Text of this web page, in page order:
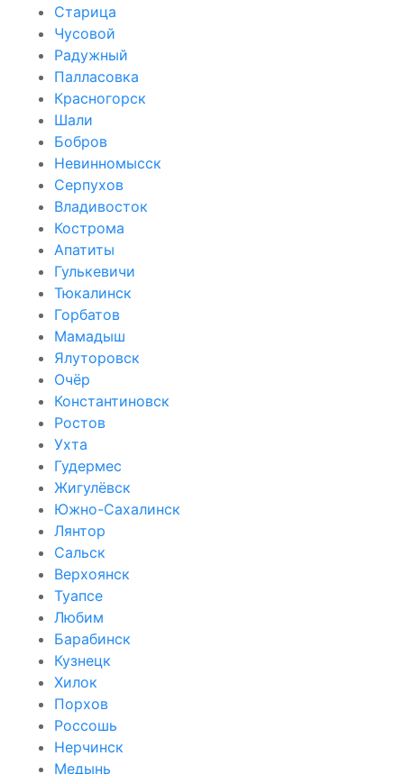
Старица
Чусовой
Радужный
Палласовка
Красногорск
Шали
Бобров
Невинномысск
Серпухов
Владивосток
Кострома
Апатиты
Гулькевичи
Тюкалинск
Горбатов
Мамадыш
Ялуторовск
Очёр
Константиновск
Ростов
Ухта
Гудермес
Жигулёвск
Южно-Сахалинск
Лянтор
Сальск
Верхоянск
Туапсе
Любим
Барабинск
Кузнецк
Хилок
Порхов
Россошь
Нерчинск
Медынь